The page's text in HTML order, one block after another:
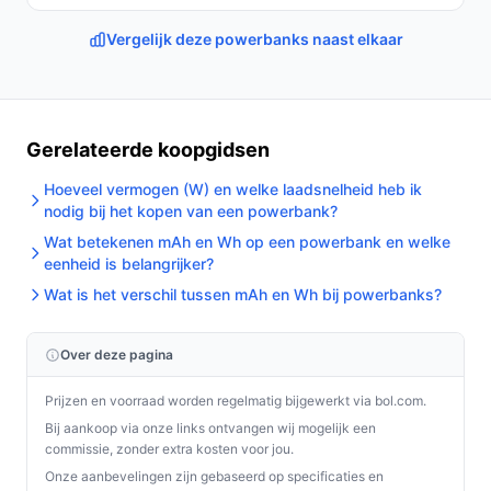
Gebruik de meegeleverde kabel om de powerbank
Controleer het LED-display regelmatig om
onverwacht leeg raken te voorkomen.
Laad de powerbank op voordat je op pad gaat; laat
hem niet langdurig leeg opgeslagen liggen zonder
periodieke controle.
Gebruik de draadloze functie alleen met
compatibele toestellen en houd rekening met
eventuele hoesjes die draadloos laden blokkeren.
tijdens gebruik en opslag.
Verbind niet meer apparaten tegelijk dan de
specificatie-aantal outputs vermeldt zonder te
Vergelijk deze powerbanks naast elkaar
Gerelateerde koopgidsen
Hoeveel vermogen (W) en welke laadsnelheid heb ik
nodig bij het kopen van een powerbank?
Wat betekenen mAh en Wh op een powerbank en welke
eenheid is belangrijker?
Wat is het verschil tussen mAh en Wh bij powerbanks?
Over deze pagina
Prijzen en voorraad worden regelmatig bijgewerkt via bol.com.
Bij aankoop via onze links ontvangen wij mogelijk een
commissie, zonder extra kosten voor jou.
Onze aanbevelingen zijn gebaseerd op specificaties en